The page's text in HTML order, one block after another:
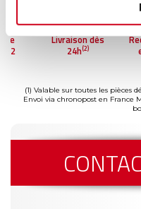
2
Livraison dès
24h(2)
(1) Valable sur toutes les pièces
Envoi via chronopost en